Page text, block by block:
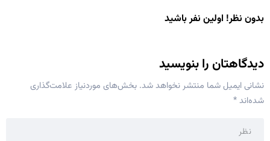
بدون نظر! اولین نفر باشید
دیدگاهتان را بنویسید
نشانی ایمیل شما منتشر نخواهد شد. بخش‌های موردنیاز علامت‌گذاری
شده‌اند*